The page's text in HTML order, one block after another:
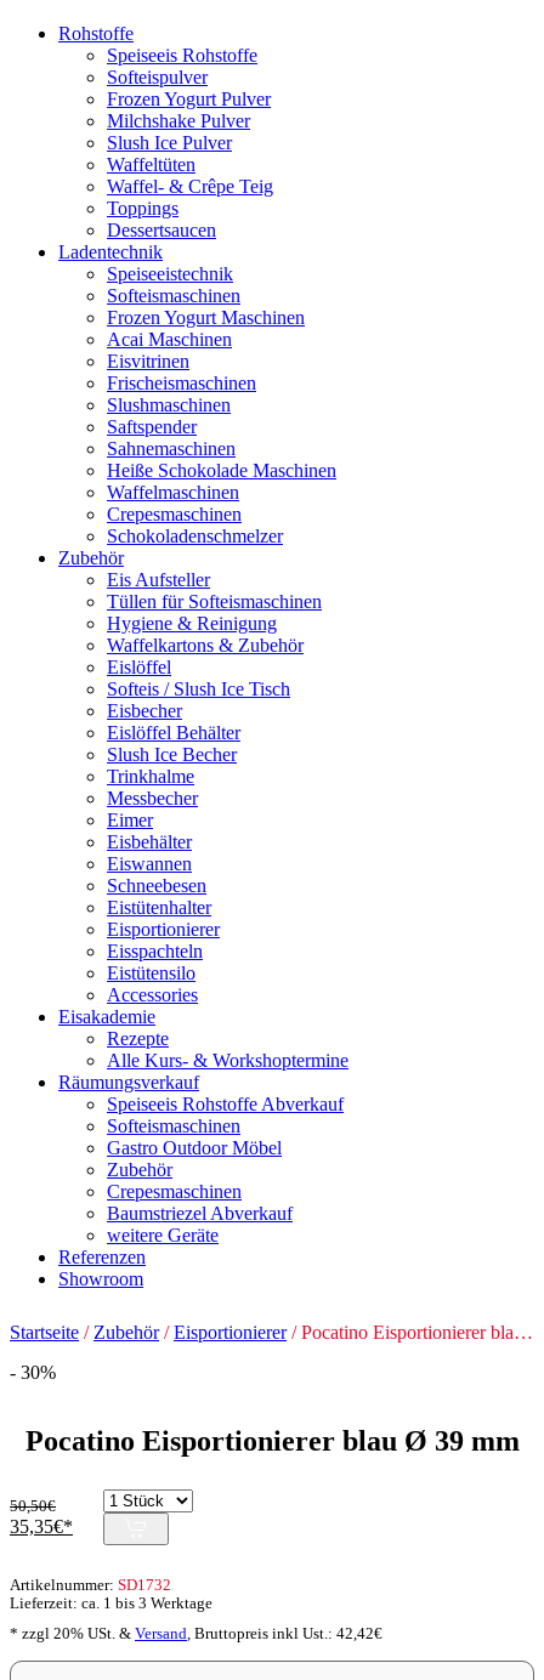
Rohstoffe
Speiseeis Rohstoffe
Softeispulver
Frozen Yogurt Pulver
Milchshake Pulver
Slush Ice Pulver
Waffeltüten
Waffel- & Crêpe Teig
Toppings
Dessertsaucen
Ladentechnik
Speiseeistechnik
Softeismaschinen
Frozen Yogurt Maschinen
Acai Maschinen
Eisvitrinen
Frischeismaschinen
Slushmaschinen
Saftspender
Sahnemaschinen
Heiße Schokolade Maschinen
Waffelmaschinen
Crepesmaschinen
Schokoladenschmelzer
Zubehör
Eis Aufsteller
Tüllen für Softeismaschinen
Hygiene & Reinigung
Waffelkartons & Zubehör
Eislöffel
Softeis / Slush Ice Tisch
Eisbecher
Eislöffel Behälter
Slush Ice Becher
Trinkhalme
Messbecher
Eimer
Eisbehälter
Eiswannen
Schneebesen
Eistütenhalter
Eisportionierer
Eisspachteln
Eistütensilo
Accessories
Eisakademie
Rezepte
Alle Kurs- & Workshoptermine
Räumungsverkauf
Speiseeis Rohstoffe Abverkauf
Softeismaschinen
Gastro Outdoor Möbel
Zubehör
Crepesmaschinen
Baumstriezel Abverkauf
weitere Geräte
Referenzen
Showroom
Startseite / Zubehör/Eisportionierer/ Pocatino Eisportionierer blau Ø 39 mm
- 30%
Pocatino Eisportionierer blau Ø 39 mm
50,50€
Ursprünglicher
50,50€
35,35€
Preis
35,35€.
* zzgl 20% USt. & Versand Bruttopreis inkl Ust.: 42,42€
Artikelnummer: SD1732
Lieferzeit: ca. 1 bis 3 Werktage